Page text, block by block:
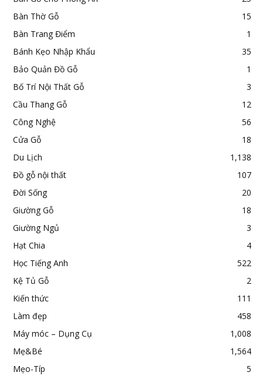
Bàn Thờ Gỗ
15
Bàn Trang Điểm
1
Bánh Kẹo Nhập Khẩu
35
Bảo Quản Đồ Gỗ
1
Bố Trí Nội Thất Gỗ
3
Cầu Thang Gỗ
12
Công Nghệ
56
Cửa Gỗ
18
Du Lịch
1,138
Đồ gỗ nội thất
107
Đời Sống
20
Giường Gỗ
18
Giường Ngủ
3
Hạt Chia
4
Học Tiếng Anh
522
Kệ Tủ Gỗ
2
Kiến thức
111
Làm đẹp
458
Máy móc – Dụng Cụ
1,008
Mẹ&Bé
1,564
Mẹo-Típ
5